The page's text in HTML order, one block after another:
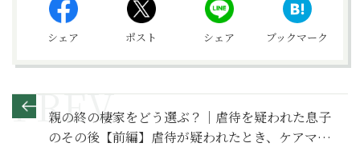
シェア ポスト シェア ブックマーク
親の終の棲家をどう選ぶ？｜虐待を疑われた息子
のその後【前編】虐待が疑われたとき、ケアマネ